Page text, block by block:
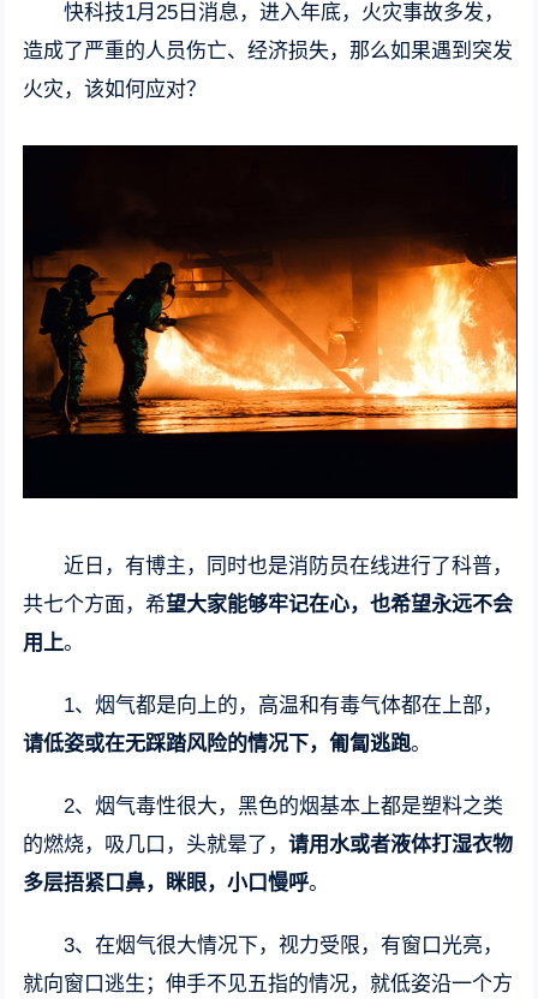
快科技1月25日消息，进入年底，火灾事故多发，
造成了严重的人员伤亡、经济损失，那么如果遇到突发
火灾，该如何应对？
近日，有博主，同时也是消防员在线进行了科普，
共七个方面，希望大家能够牢记在心，也希望永远不会
用上。
1、烟气都是向上的，高温和有毒气体都在上部，
请低姿或在无踩踏风险的情况下，匍匐逃跑。
2、烟气毒性很大，黑色的烟基本上都是塑料之类
的燃烧，吸几口，头就晕了，请用水或者液体打湿衣物
多层捂紧口鼻，眯眼，小口慢呼。
3、在烟气很大情况下，视力受限，有窗口光亮，
就向窗口逃生；伸手不见五指的情况，就低姿沿一个方